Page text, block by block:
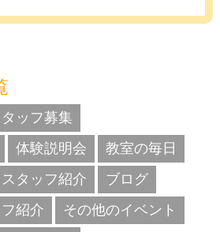
タッフ募集
体験説明会
教室の毎日
スタッフ紹介
ブログ
紹介
その他のイベント